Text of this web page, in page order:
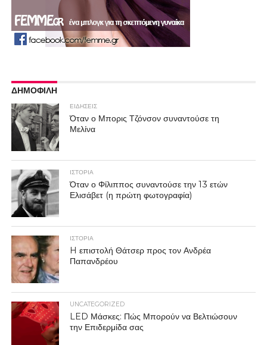
ΔΗΜΟΦΙΛΗ
ΕΙΔΗΣΕΙΣ
Όταν ο Μπορις Τζόνσον συναντούσε τη
Μελίνα
ΙΣΤΟΡΙΑ
Όταν ο Φίλιππος συναντούσε την 13 ετών
Ελισάβετ (η πρώτη φωτογραφία)
ΙΣΤΟΡΙΑ
H επιστολή Θάτσερ προς τον Ανδρέα
Παπανδρέου
UNCATEGORIZED
LED Μάσκες: Πώς Μπορούν να Βελτιώσουν
την Επιδερμίδα σας